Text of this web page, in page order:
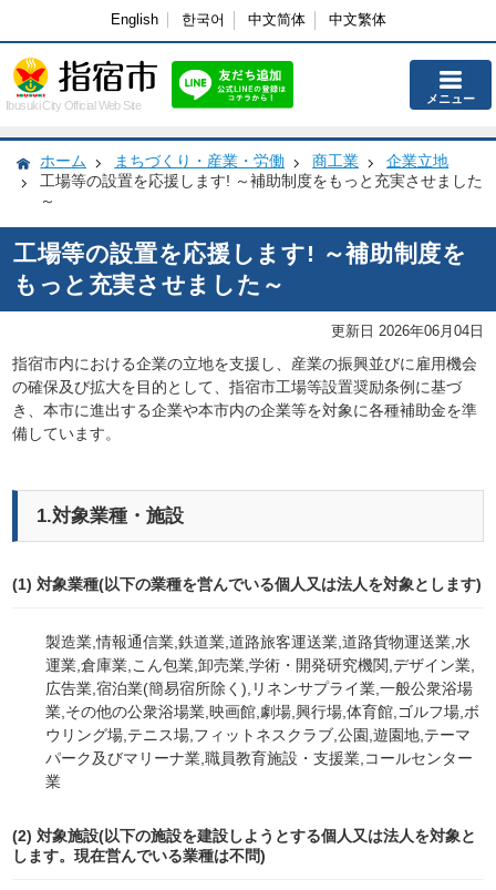
English 한국어 中文简体 中文繁体
Ibusuki City Official Web Site メニュー
ホーム まちづくり・産業・労働 商工業
企業立地
工場等の設置を応援します! ～補助制度をもっと充実させました
～
工場等の設置を応援します! ～補助制度を
もっと充実させました～
更新日 2026年06月04日
指宿市内における企業の立地を支援し、産業の振興並びに雇用機会
の確保及び拡大を目的として、指宿市工場等設置奨励条例に基づ
き、本市に進出する企業や本市内の企業等を対象に各種補助金を準
備しています。
1.対象業種・施設
(1) 対象業種(以下の業種を営んでいる個人又は法人を対象とします)
製造業,情報通信業,鉄道業,道路旅客運送業,道路貨物運送業,水
運業,倉庫業,こん包業,卸売業,学術・開発研究機関,デザイン業,
広告業,宿泊業(簡易宿所除く), リネンサプライ業,一般公衆浴場
業,その他の公衆浴場業,映画館,劇場,興行場,体育館,ゴルフ場,ボ
ウリング場,テニス場,フィットネスクラブ,公園,遊園地,テーマ
パーク及びマリーナ業,職員教育施設・支援業, コールセンター
業
(2) 対象施設(以下の施設を建設しようとする個人又は法人を対象と
します。現在営んでいる業種は不問)